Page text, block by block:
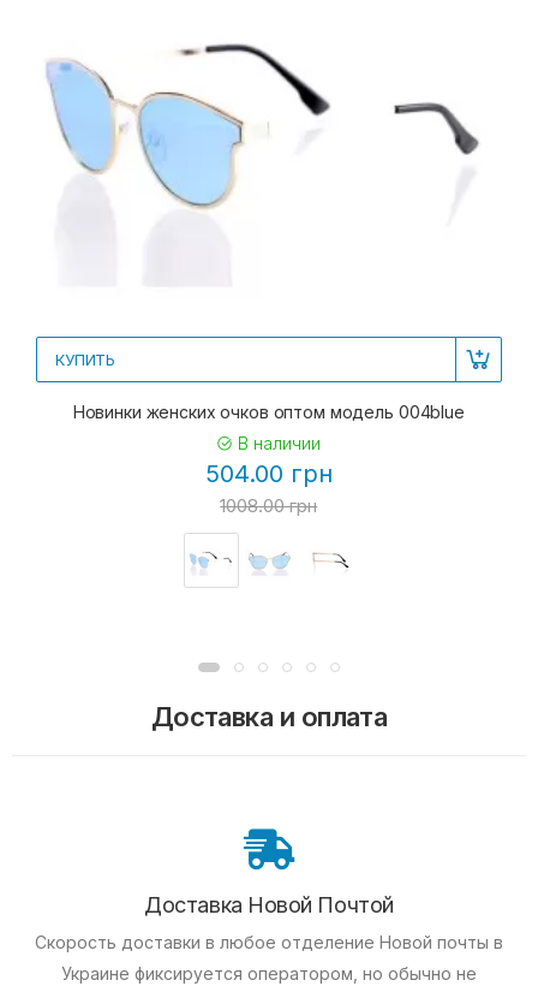
КУПИТЬ
Новинки женских очков оптом модель 004blue
В наличии
504.00 грн
1008.00 грн
Доставка и оплата
Доставка Новой Почтой
Скорость доставки в любое отделение Новой почты в
Украине фиксируется оператором, но обычно не